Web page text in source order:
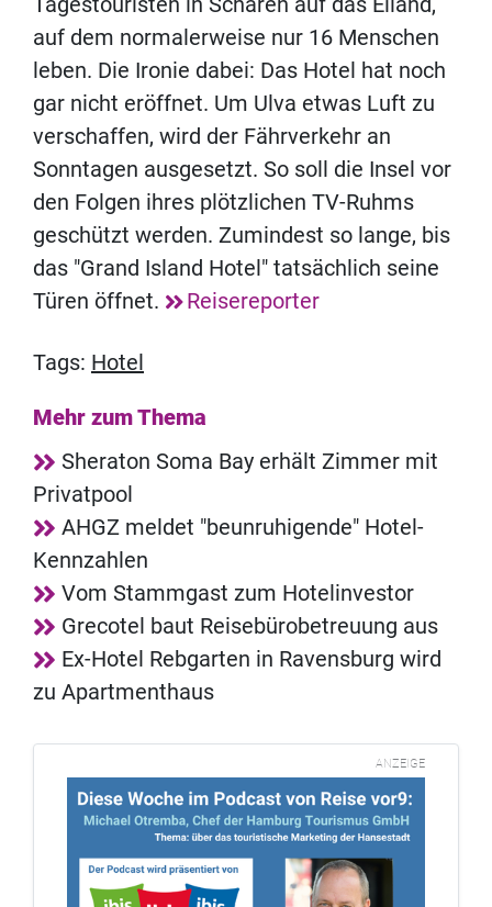
auf dem normalerweise nur 16 Menschen
leben. Die Ironie dabei: Das Hotel hat noch
gar nicht eröffnet. Um Ulva etwas Luft zu
verschaffen, wird der Fährverkehr an
Sonntagen ausgesetzt. So soll die Insel vor
den Folgen ihres plötzlichen TV-Ruhms
geschützt werden. Zumindest so lange, bis
das "Grand Island Hotel" tatsächlich seine
Türen öffnet.
Reisereporter
Tags: Hotel
Mehr zum Thema
Sheraton Soma Bay erhält Zimmer mit
Privatpool
AHGZ meldet "beunruhigende" Hotel-
Kennzahlen
Vom Stammgast zum Hotelinvestor
Grecotel baut Reisebürobetreuung aus
Ex-Hotel Rebgarten in Ravensburg wird
zu Apartmenthaus
ANZEIGE